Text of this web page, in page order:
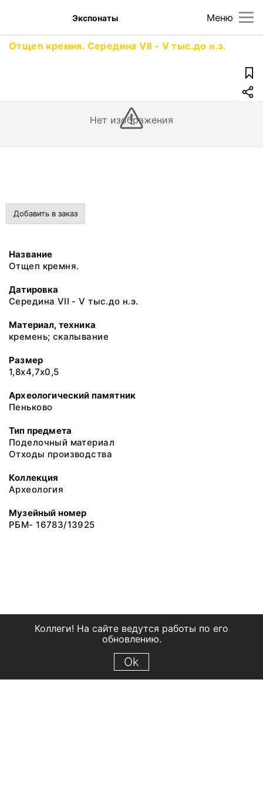
Меню
Экспонаты
Отщеп кремня. Середина VII - V тыс.до н.э.
Нет изображения
Добавить в заказ
Название
Отщеп кремня.
Датировка
Середина VII - V тыс.до н.э.
Материал, техника
кремень; скалывание
Размер
1,8х4,7х0,5
Археологический памятник
Пеньково
Тип предмета
Поделочный материал
Отходы производства
Коллекция
Археология
Музейный номер
РБМ- 16783/13925
Коллеги! На сайте ведутся работы по его
обновлению.
Ok